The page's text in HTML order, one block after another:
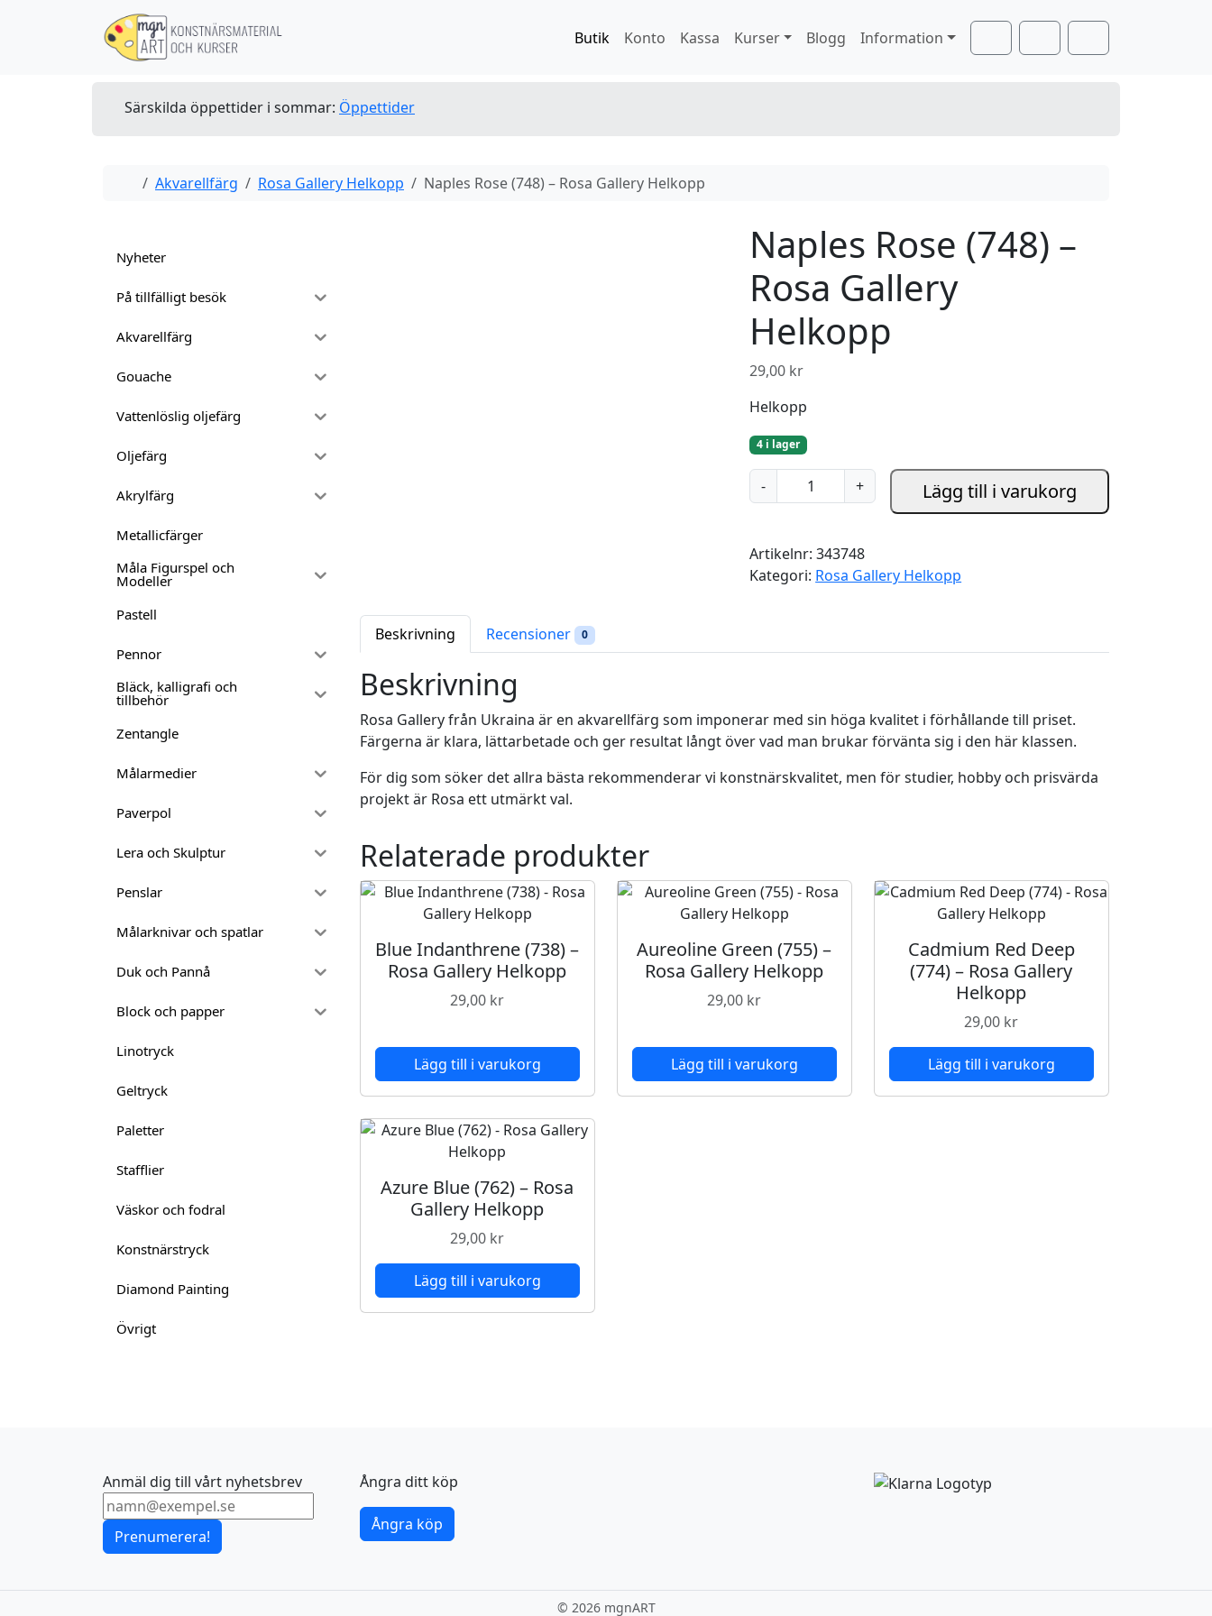
Butik
Konto Kassa Kurser Blogg
Information
SearchAccountCart
Särskilda öppettider i sommar: Öppettider
Home
Akvarellfärg Rosa Gallery Helkopp Naples Rose (748) – Rosa Gallery Helkopp
Nyheter
På tillfälligt besök
Akvarellfärg
Gouache
Vattenlöslig oljefärg
Oljefärg
Akrylfärg
Metallicfärger
Måla Figurspel och
Modeller
Pastell
Pennor
Bläck, kalligrafi och
tillbehör
Zentangle
Målarmedier
Paverpol
Lera och Skulptur
Penslar
Målarknivar och spatlar
Duk och Pannå
Block och papper
Linotryck
Geltryck
Paletter
Stafflier
Väskor och fodral
Konstnärstryck
Diamond Painting
Övrigt
Naples Rose (748) –
Rosa Gallery
Helkopp
29,00 kr
Helkopp
4 i lager
-
N
a
e
s
s
7
4
)
a
G
l
e
H
e
+ Lägg till i varukorg
Artikelnr:343748
Kategori: Rosa Gallery Helkopp
Beskrivning Recensioner 0
Beskrivning
Rosa Gallery från Ukraina är en akvarellfärg som imponerar med sin höga kvalitet i förhållande till priset.
Färgerna är klara, lättarbetade och ger resultat långt över vad man brukar förvänta sig i den här klassen.
För dig som söker det allra bästa rekommenderar vi konstnärskvalitet, men för studier, hobby och prisvärda
projekt är Rosa ett utmärkt val.
Relaterade produkter
Blue Indanthrene (738) –
Rosa Gallery Helkopp
29,00 kr
Lägg till i varukorg
Aureoline Green (755) –
Rosa Gallery Helkopp
29,00 kr
Lägg till i varukorg
Cadmium Red Deep
(774) – Rosa Gallery
Helkopp
29,00 kr
Lägg till i varukorg
Azure Blue (762) – Rosa
Gallery Helkopp
29,00 kr
Lägg till i varukorg
Anmäl dig till vårt nyhetsbrev
Prenumerera!
Ångra ditt köp
Ångra köp
© 2026 mgnART